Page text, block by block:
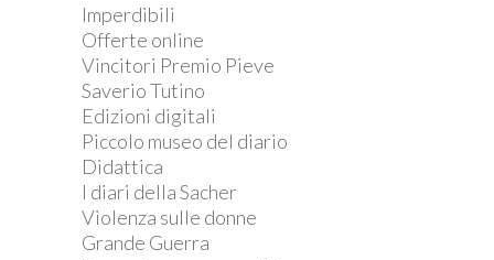
Imperdibili
Offerte online
Vincitori Premio Pieve
Saverio Tutino
Edizioni digitali
Piccolo museo del diario
Didattica
I diari della Sacher
Violenza sulle donne
Grande Guerra